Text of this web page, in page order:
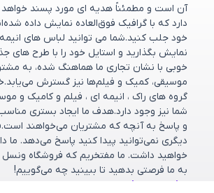
آن است و مطمئناً هدیه ای مورد پسند خواهد
دارد که با گرافیک فوق‌العاده نمایش داده
خود جلب کنید.شما می توانید لباس های
نمایش بگذارید و استایل خود را با طرح های
خوبی با نشان تجاری ما هماهنگ شده، به
موسیقی، کمیک و فیلم‌ها نیز گسترش
گروه های راک ، انیمه ای ، فیلم و کامیک و
شما نیز وجود دارد.هدف ما ایجاد بستری
و پاسخ به آنچه که مشتریان می‌خواهند
دیگری نمی‌توانید پیدا کنید پاسخ می‌دهد.
به ما فرصتی بدهید تا ببینید چه می‌گوییم!
مشاهده بیشتر